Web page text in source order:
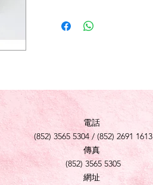
電話
(852) 3565 5304 / (852) 2691 1613
傳真
(852) 3565 5305
網址